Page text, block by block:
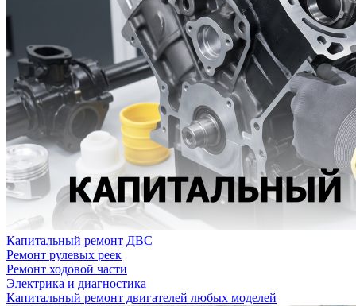
Капитальный ремонт ДВС
Ремонт рулевых реек
Ремонт ходовой части
Электрика и диагностика
Капитальный ремонт двигателей любых моделей